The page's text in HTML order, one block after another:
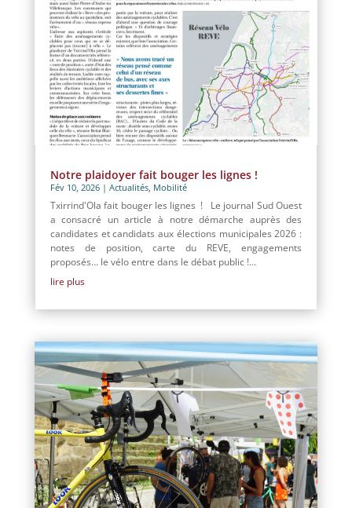
Notre plaidoyer fait bouger les lignes !
Fév 10, 2026| Actualités, Mobilité
Txirrind'Ola fait bouger les lignes ! Le journal Sud Ouest
a consacré un article à notre démarche auprès des
candidates et candidats aux élections municipales 2026 :
notes de position, carte du REVE, engagements
proposés… le vélo entre dans le débat public !...
lire plus